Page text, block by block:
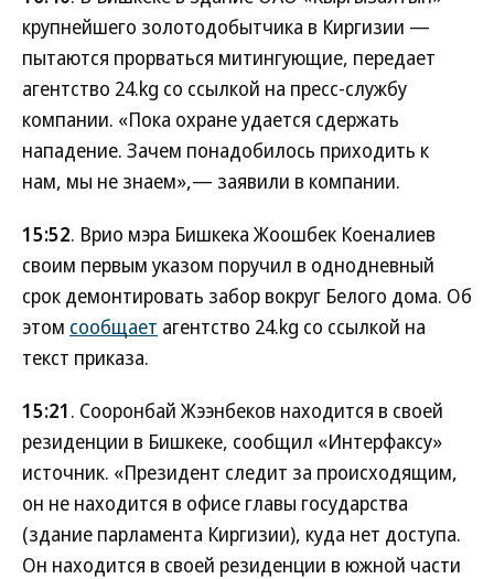
крупнейшего золотодобытчика в Киргизии —
пытаются прорваться митингующие, передает
агентство 24.kg со ссылкой на пресс-службу
компании. «Пока охране удается сдержать
нападение. Зачем понадобилось приходить к
нам, мы не знаем»,— заявили в компании.
15:52. Врио мэра Бишкека Жоошбек Коеналиев
своим первым указом поручил в однодневный
срок демонтировать забор вокруг Белого дома. Об
этом сообщает агентство 24.kg со ссылкой на
текст приказа.
15:21. Сооронбай Жээнбеков находится в своей
резиденции в Бишкеке, сообщил «Интерфаксу»
источник. «Президент следит за происходящим,
он не находится в офисе главы государства
(здание парламента Киргизии), куда нет доступа.
Он находится в своей резиденции в южной части